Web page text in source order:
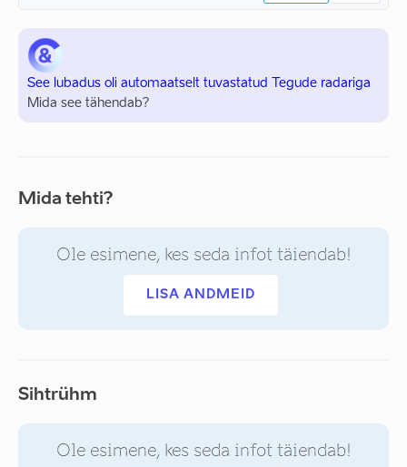
See lubadus oli automaatselt tuvastatud Tegude radariga
Mida see tähendab?
Mida tehti?
Ole esimene, kes seda infot täiendab!
LISA ANDMEID
Sihtrühm
Ole esimene, kes seda infot täiendab!